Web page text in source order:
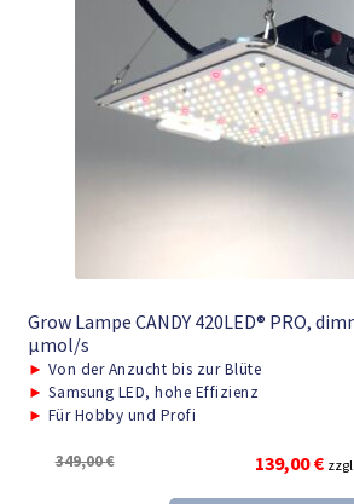
Grow Lampe CANDY 420LED® PRO,
μmol/s
► Von der Anzucht bis zur Blüte
► Samsung LED, hohe Effizienz
► Für Hobby und Profi
349,00€ 139,00€